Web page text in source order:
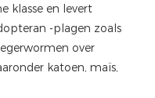
klasse en levert
-plagen zoals
over
katoen, maïs,